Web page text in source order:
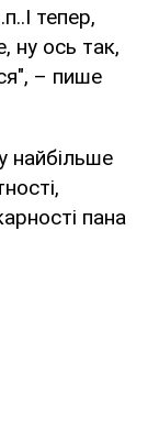
тепер,
ну ось так,
– пише
найбільше
пана